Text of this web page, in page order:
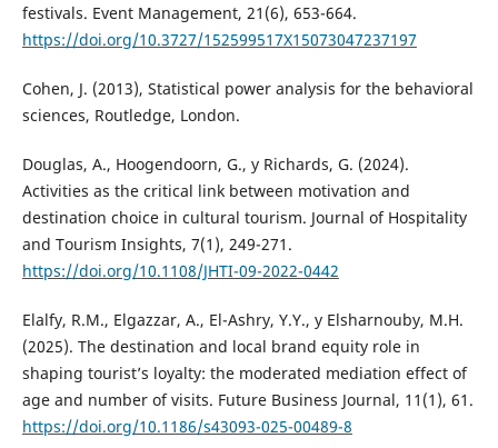
festivals. Event Management, 21(6), 653-664.
https://doi.org/10.3727/152599517X15073047237197
Cohen, J. (2013), Statistical power analysis for the behavioral
sciences, Routledge, London.
Douglas, A., Hoogendoorn, G., y Richards, G. (2024).
Activities as the critical link between motivation and
destination choice in cultural tourism. Journal of Hospitality
and Tourism Insights, 7(1), 249-271.
https://doi.org/10.1108/JHTI-09-2022-0442
Elalfy, R.M., Elgazzar, A., El-Ashry, Y.Y., y Elsharnouby, M.H.
(2025). The destination and local brand equity role in
shaping tourist’s loyalty: the moderated mediation effect of
age and number of visits. Future Business Journal, 11(1), 61.
https://doi.org/10.1186/s43093-025-00489-8